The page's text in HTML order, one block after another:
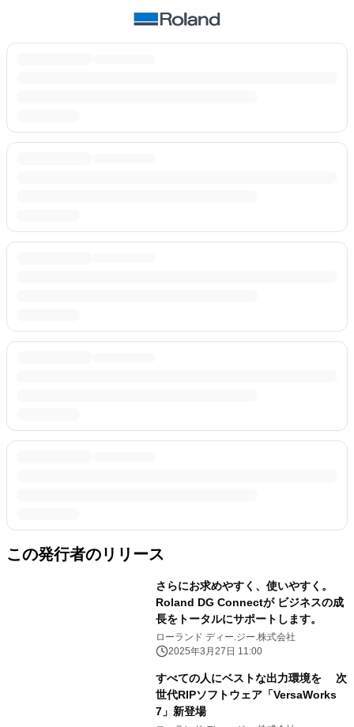
この発行者のリリース
さらにお求めやすく、使いやすく。
Roland DG Connectが ビジネスの成
長をトータルにサポートします。
ローランド ディー.ジー.株式会社
2025年3月27日 11:00
すべての人にベストな出力環境を 次
世代RIPソフトウェア「VersaWorks
7」新登場